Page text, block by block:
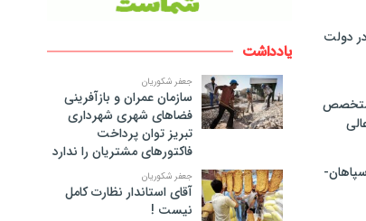
دولت
متخصص
یادداشت
جعفر شکوریان
سازمان عمران و بازآفرینی
فضاهای شهری شهرداری
تبریز توان پرداخت
فاکتورهای مشتریان را ندارد
جعفر شکوریان
آقای استاندار نظارت کامل
نیست !